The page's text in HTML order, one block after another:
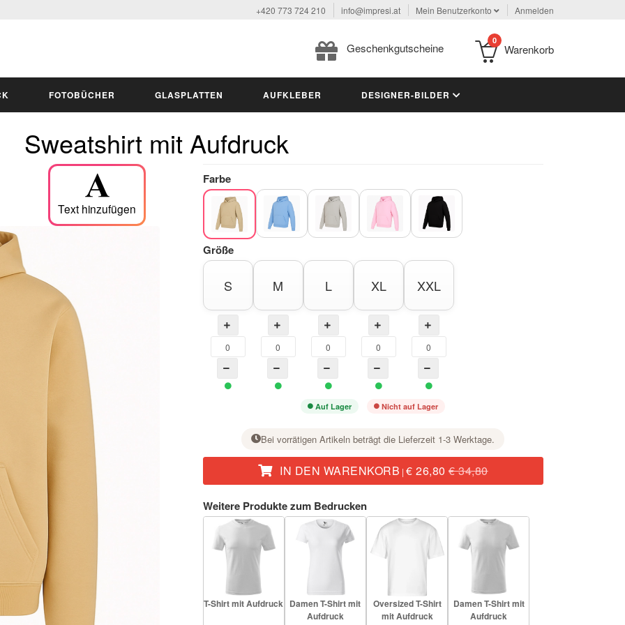
+420 773 724 210 info@impresi.at Mein Benutzerkonto Anmelden
Geschenkgutscheine
0
Warenkorb
FOTOBÜCHER GLASPLATTEN AUFKLEBER DESIGNER-BILDER
Sweatshirt mit Aufdruck
Text hinzufügen
Farbe
Größe
S M L XL XXL
Auf Lager Nicht auf Lager
Bei vorrätigen Artikeln beträgt die Lieferzeit 1-3 Werktage.
IN DEN WARENKORB |€ 26,80€ 34,80
Weitere Produkte zum Bedrucken
T-Shirt mit Aufdruck Damen T-Shirt mit
Aufdruck
Oversized T-Shirt
mit Aufdruck
Damen T-Shirt mit
Aufdruck